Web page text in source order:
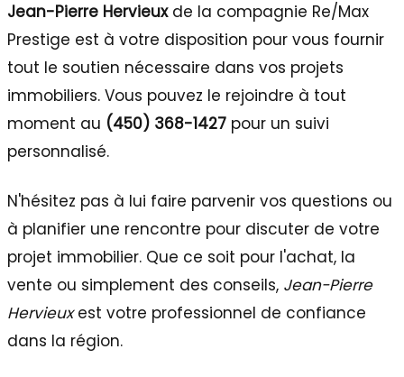
Jean-Pierre Hervieuxde la compagnie Re/Max
Prestige est à votre disposition pour vous fournir
tout le soutien nécessaire dans vos projets
immobiliers. Vous pouvez le rejoindre à tout
moment au (450) 368-1427 pour un suivi
personnalisé.
N'hésitez pas à lui faire parvenir vos questions ou
à planifier une rencontre pour discuter de votre
projet immobilier. Que ce soit pour l'achat, la
vente ou simplement des conseils, Jean-Pierre
Hervieuxest votre professionnel de confiance
dans la région.